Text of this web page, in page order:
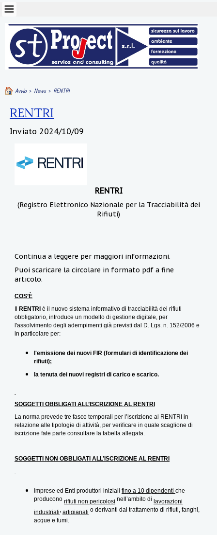
Avvio > News > RENTRI
RENTRI
Inviato 2024/10/09
RENTRI
(Registro Elettronico Nazionale per la Tracciabilità dei
Rifiuti)
Continua a leggere per maggiori informazioni.
Puoi scaricare la circolare in formato pdf a fine
articolo.
COS’È
RENTRI è il nuovo sistema informativo di tracciabilità dei rifiuti
obbligatorio, introduce un modello di gestione digitale, per
l'assolvimento degli adempimenti già previsti dal D. Lgs. n. 152/2006 e
in particolare per:
l'emissione dei nuovi FIR (formulari di identificazione dei
rifiuti);
la tenuta dei nuovi registri di carico e scarico.
SOGGETTI OBBLIGATI ALL’ISCRIZIONE AL RENTRI
La norma prevede tre fasce temporali per l’iscrizione al RENTRI in
relazione alle tipologie di attività, per verificare in quale scaglione di
iscrizione fate parte consultare la tabella allegata.
SOGGETTI NON OBBLIGATI ALL’ISCRIZIONE AL RENTRI
Imprese ed Enti produttori iniziali fino a 10 dipendenti che
producono rifiuti non pericolosi nell’ambito di lavorazioni
industriali, artigianali o derivanti dal trattamento di rifiuti, fanghi,
acque e fumi.